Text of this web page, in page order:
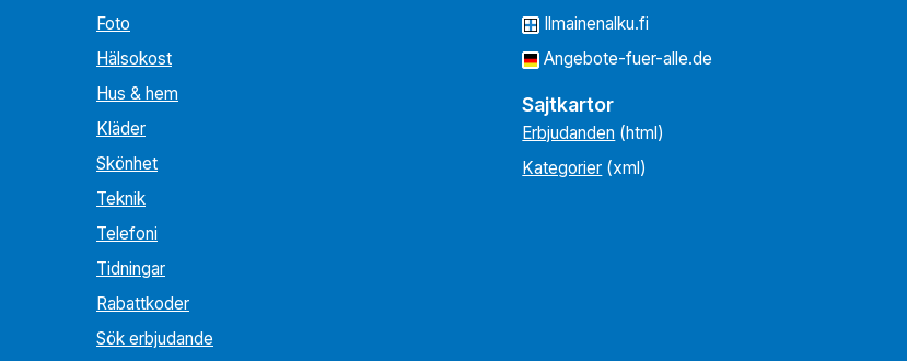
Foto
Hälsokost
Hus & hem
Kläder
Skönhet
Teknik
Telefoni
Tidningar
Rabattkoder
Sök erbjudande
Ilmainenalku.fi
Angebote-fuer-alle.de
Sajtkartor
Erbjudanden (html)
Kategorier (xml)